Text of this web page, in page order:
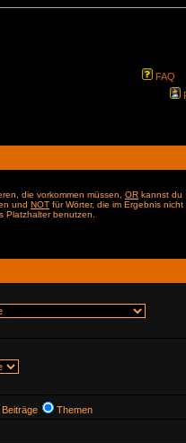
FAQ
die vorkommen müssen, OR kannst du
und NOT für Wörter, die im Ergebnis nicht
Platzhalter benutzen.
Beiträge Themen